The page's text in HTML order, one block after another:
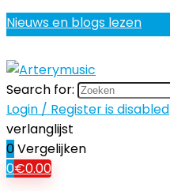
Nieuws en blogs lezen
Search for:
Login / Register is disabled
verlanglijst
0Vergelijken
0€0.00